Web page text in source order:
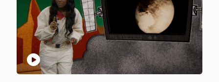
play_circle